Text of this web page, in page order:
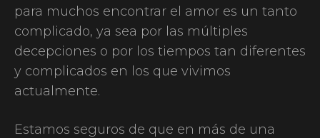
para muchos encontrar el amor es un tanto
complicado, ya sea por las múltiples
decepciones o por los tiempos tan diferentes
y complicados en los que vivimos
actualmente.
Estamos seguros de que en más de una